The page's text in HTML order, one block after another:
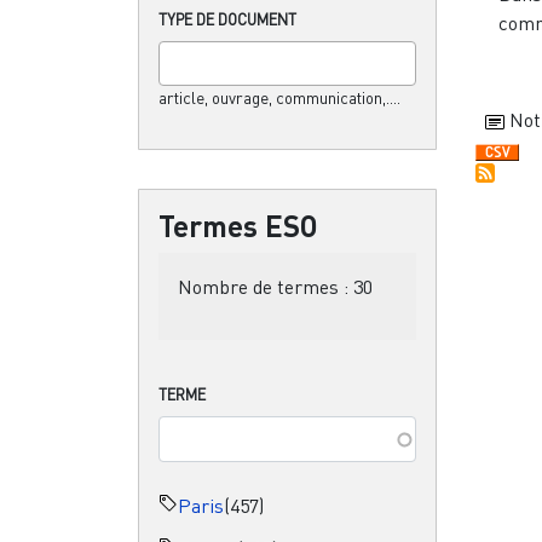
TYPE DE DOCUMENT
article, ouvrage, communication,....
Termes ESO
Nombre de termes : 30
TERME
Paris(457)